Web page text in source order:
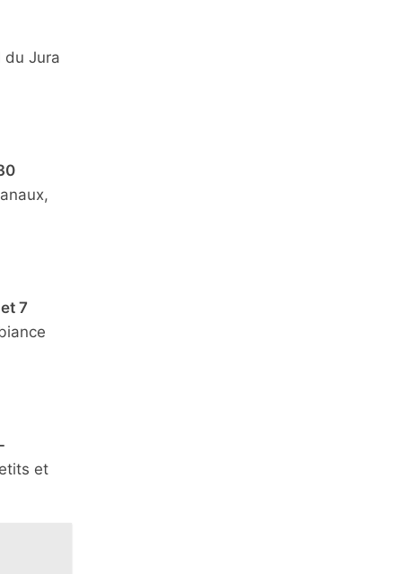
du Jura
7
et